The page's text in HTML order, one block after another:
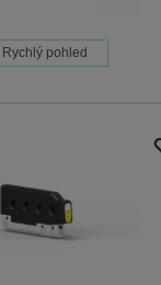
Rychlý pohled